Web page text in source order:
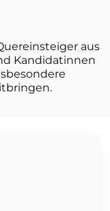
aus
Kandidatinnen